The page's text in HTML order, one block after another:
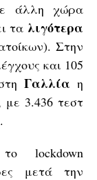
άλλη χώρα
τα λιγότερα
Στην
και 105
Γαλλία η
με 3.436 τεστ
lockdown
μετά την